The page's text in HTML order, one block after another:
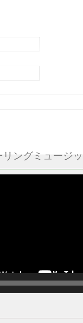
ングミュージ